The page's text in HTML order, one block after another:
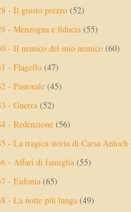
- Il giusto prezzo (52)
- Menzogna e fiducia (55)
- Il nemico del mio nemico (60)
- Flagello (47)
- Pastorale (45)
- Guerra (52)
- Redenzione (56)
- La tragica storia di Carsa Anloch
- Affari di famiglia (55)
- Eufonia (65)
- La notte più lunga (49)